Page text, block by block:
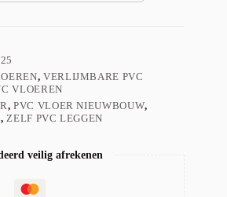
, VERLIJMBARE PVC
VLOEREN
, PVC VLOER NIEUWBOUW,
, ZELF PVC LEGGEN
veilig afrekenen